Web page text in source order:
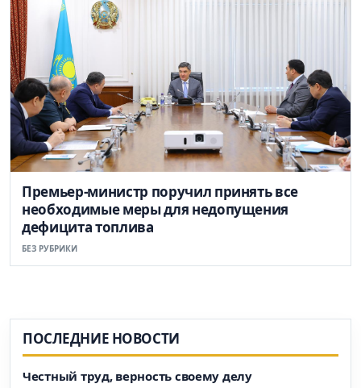
Премьер-министр поручил принять все
необходимые меры для недопущения
дефицита топлива
БЕЗ РУБРИКИ
ПОСЛЕДНИЕ НОВОСТИ
Честный труд, верность своему делу